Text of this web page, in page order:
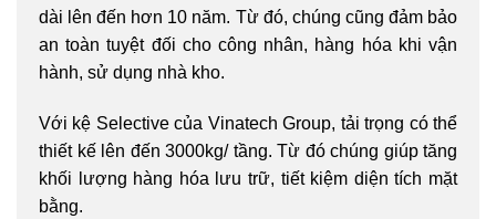
dài lên đến hơn 10 năm. Từ đó, chúng cũng đảm bảo
an toàn tuyệt đối cho công nhân, hàng hóa khi vận
hành, sử dụng nhà kho.
Với kệ Selective của Vinatech Group, tải trọng có thể
thiết kế lên đến 3000kg/ tầng. Từ đó chúng giúp tăng
khối lượng hàng hóa lưu trữ, tiết kiệm diện tích mặt
bằng.